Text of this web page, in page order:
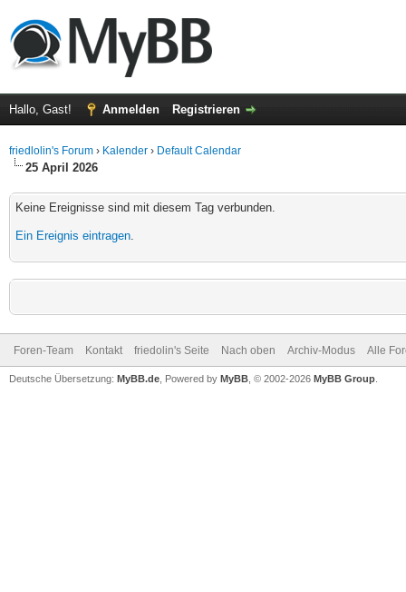
Hallo, Gast! Anmelden Registrieren
friedlolin's Forum › Kalender › Default Calendar
25 April 2026
Keine Ereignisse sind mit diesem Tag verbunden.
Ein Ereignis eintragen.
Foren-Team Kontakt friedolin's Seite Nach oben Archiv-Modus Alle
Deutsche Übersetzung: MyBB.de , Powered by MyBB , © 2002-2026 MyBB Group